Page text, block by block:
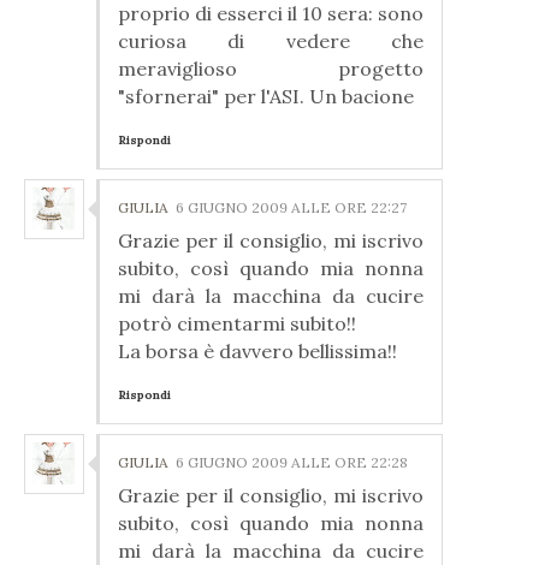
proprio di esserci il 10 sera: sono
curiosa di vedere che
meraviglioso progetto
"sfornerai" per l'ASI. Un bacione
Rispondi
GIULIA 6 GIUGNO 2009 ALLE ORE 22:27
Grazie per il consiglio, mi iscrivo
subito, così quando mia nonna
mi darà la macchina da cucire
potrò cimentarmi subito!!
La borsa è davvero bellissima!!
Rispondi
GIULIA 6 GIUGNO 2009 ALLE ORE 22:28
Grazie per il consiglio, mi iscrivo
subito, così quando mia nonna
mi darà la macchina da cucire